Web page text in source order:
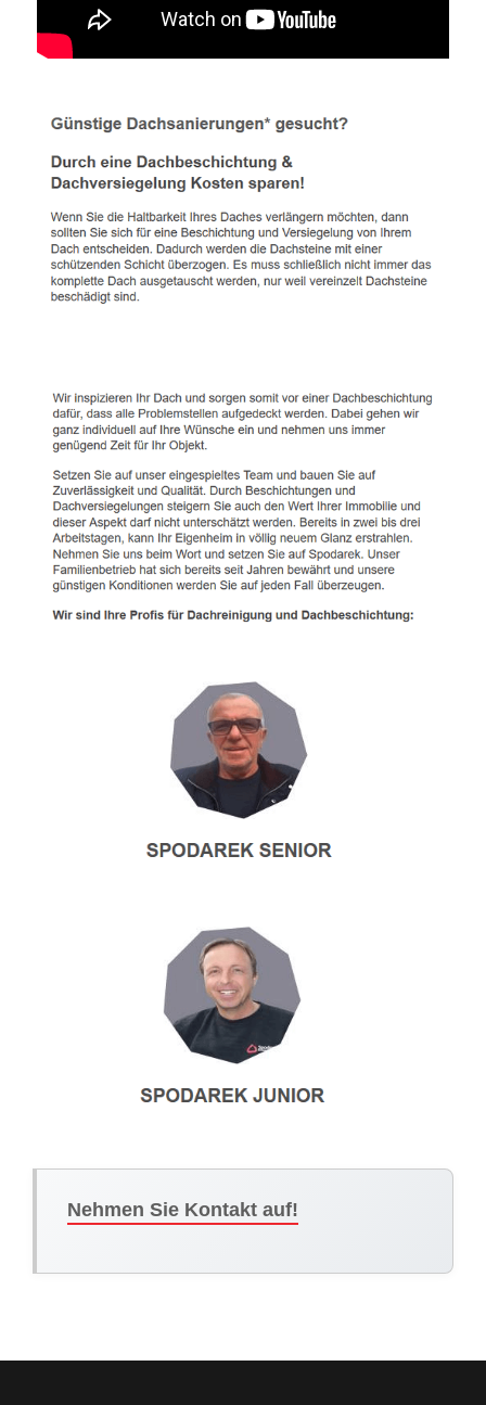
Nehmen Sie Kontakt auf!